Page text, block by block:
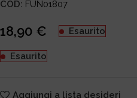
COD: FUN01807
18,90 € Esaurito
Esaurito
Aggiungi a lista desideri